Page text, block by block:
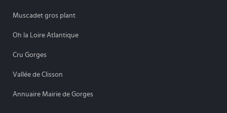
Muscadet gros plant
Oh la Loire Atlantique
Cru Gorges
Vallée de Clisson
Annuaire Mairie de Gorges